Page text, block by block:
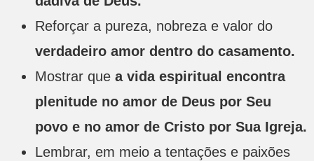
Reforçar a pureza, nobreza e valor do
verdadeiro amor dentro do casamento.
Mostrar que a vida espiritual encontra
plenitude no amor de Deus por Seu
povo e no amor de Cristo por Sua Igreja.
Lembrar, em meio a tentações e paixões